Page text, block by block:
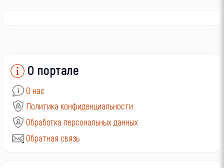
О портале
О нас
Политика конфиденциальности
Обработка персональных данных
Обратная связь